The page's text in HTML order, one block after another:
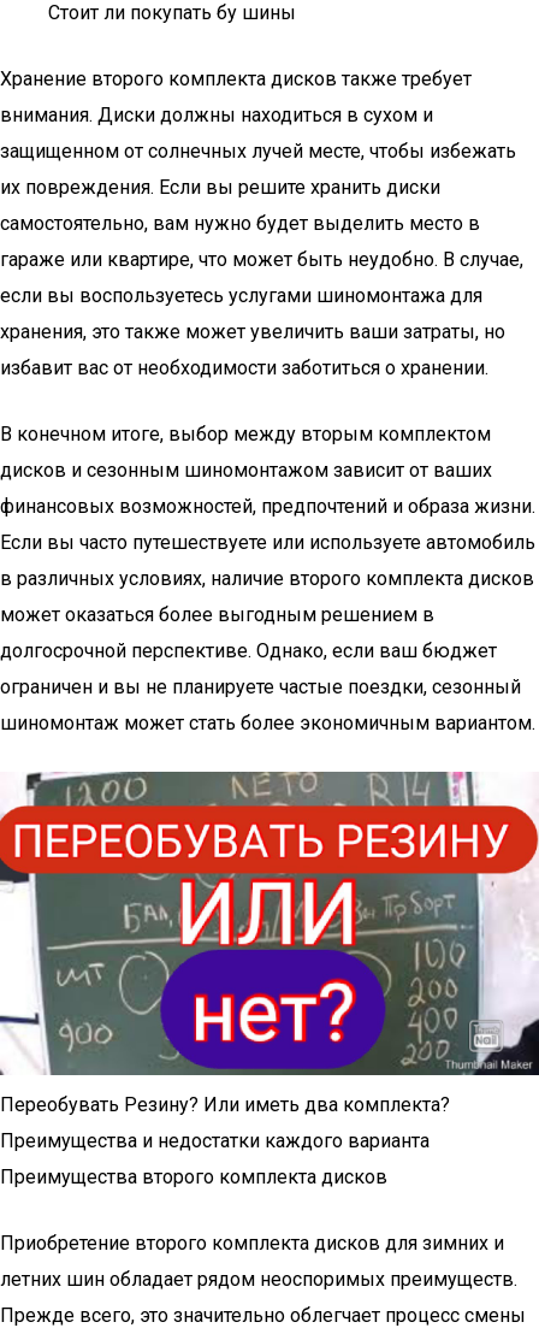
Стоит ли покупать бу шины
Хранение второго комплекта дисков также требует
внимания. Диски должны находиться в сухом и
защищенном от солнечных лучей месте, чтобы избежать
их повреждения. Если вы решите хранить диски
самостоятельно, вам нужно будет выделить место в
гараже или квартире, что может быть неудобно. В случае,
если вы воспользуетесь услугами шиномонтажа для
хранения, это также может увеличить ваши затраты, но
избавит вас от необходимости заботиться о хранении.
В конечном итоге, выбор между вторым комплектом
дисков и сезонным шиномонтажом зависит от ваших
финансовых возможностей, предпочтений и образа жизни.
Если вы часто путешествуете или используете автомобиль
в различных условиях, наличие второго комплекта дисков
может оказаться более выгодным решением в
долгосрочной перспективе. Однако, если ваш бюджет
ограничен и вы не планируете частые поездки, сезонный
шиномонтаж может стать более экономичным вариантом.
Переобувать Резину? Или иметь два комплекта?
Преимущества и недостатки каждого варианта
Преимущества второго комплекта дисков
Приобретение второго комплекта дисков для зимних и
летних шин обладает рядом неоспоримых преимуществ.
Прежде всего, это значительно облегчает процесс смены